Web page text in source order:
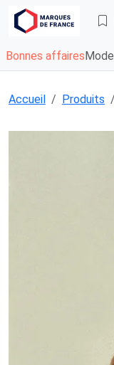
Bonnes affaires Mode
Accueil Produits